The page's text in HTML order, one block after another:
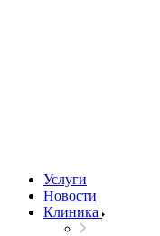
Услуги
Новости
Клиника